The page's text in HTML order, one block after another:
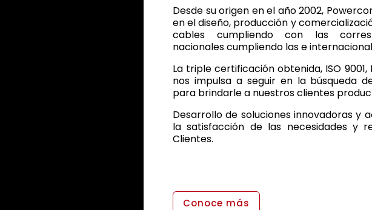
Desde su origen en el año 2002,
en el diseño, producción y
cables cumpliendo con las
nacionales cumpliendo las e
La triple certificación obtenida, ISO 9001,
nos impulsa a seguir en la búsqueda
para brindarle a nuestros clientes
Desarrollo de soluciones innovadoras y
la satisfacción de las necesidades y
Clientes.
Conoce más